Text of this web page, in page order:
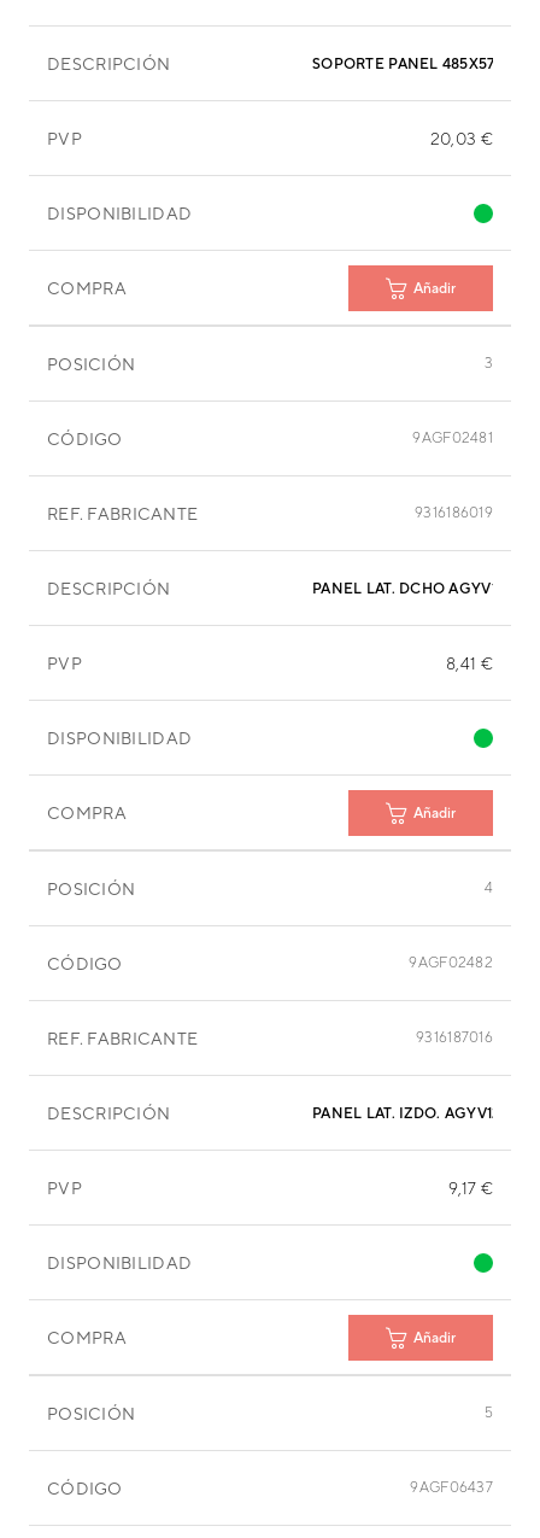
DESCRIPCIÓN SOPORTE PANEL 485X57 MM
PVP 20,03 €
DISPONIBILIDAD
COMPRA Añadir
POSICIÓN 3
CÓDIGO 9AGF02481
REF. FABRICANTE 9316186019
DESCRIPCIÓN PANEL LAT. DCHO AGYV12LAC
PVP 8,41 €
DISPONIBILIDAD
COMPRA Añadir
POSICIÓN 4
CÓDIGO 9AGF02482
REF. FABRICANTE 9316187016
DESCRIPCIÓN PANEL LAT. IZDO. AGYV12LAC
PVP 9,17 €
DISPONIBILIDAD
COMPRA Añadir
POSICIÓN 5
CÓDIGO 9AGF06437